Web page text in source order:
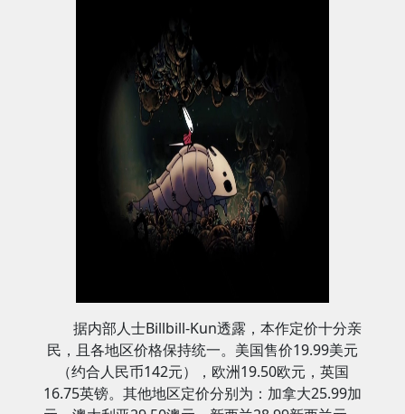
据内部人士Billbill-Kun透露，本作定价十分亲
民，且各地区价格保持统一。美国售价19.99美元
（约合人民币142元），欧洲19.50欧元，英国
16.75英镑。其他地区定价分别为：加拿大25.99加